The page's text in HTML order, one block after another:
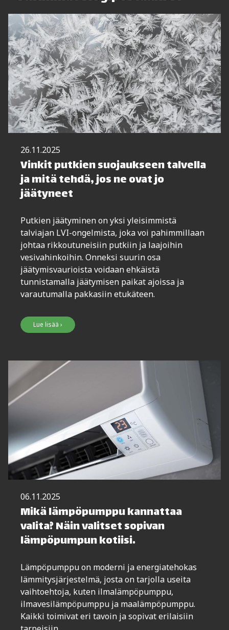
26.11.2025
Vinkit putkien suojaukseen talvella
ja mitä tehdä, jos ne ovat jo
jäätyneet
Putkien jäätyminen on yksi yleisimmistä
talviajan LVI-ongelmista, joka voi pahimmillaan
johtaa rikkoutuneisiin putkiin ja laajoihin
vesivahinkoihin. Onneksi suurin osa
jäätymisvaurioista voidaan ehkäistä
tunnistamalla jäätymisen paikat ajoissa ja
varautumalla pakkasiin etukäteen.
Lue lisää ›
06.11.2025
Mikä lämpöpumppu kannattaa
valita? Näin valitset sopivan
lämpöpumpun kotiisi.
Lämpöpumppu on moderni ja energiatehokas
lämmitysjärjestelmä, josta on tarjolla useita
vaihtoehtoja, kuten ilmalämpöpumppu,
ilmavesilämpöpumppu ja maalämpöpumppu.
Kaikki toimivat eri tavoin ja sopivat erilaisiin